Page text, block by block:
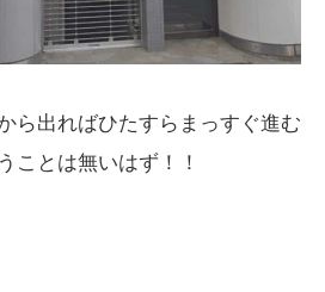
ら出ればひたすらまっすぐ進む
ことは無いはず！！